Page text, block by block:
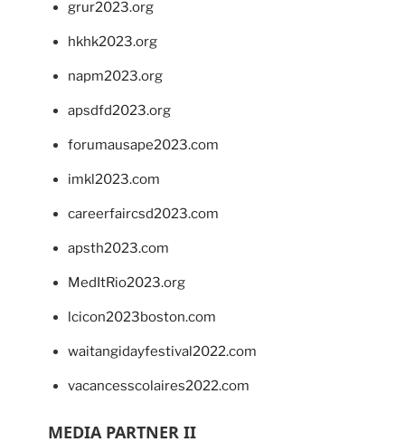
grur2023.org
hkhk2023.org
napm2023.org
apsdfd2023.org
forumausape2023.com
imkl2023.com
careerfaircsd2023.com
apsth2023.com
MedItRio2023.org
lcicon2023boston.com
waitangidayfestival2022.com
vacancesscolaires2022.com
MEDIA PARTNER II